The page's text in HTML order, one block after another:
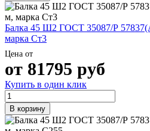
Балка 45 Ш2 ГОСТ 35087/Р
марка Ст3
Цена от
от 81795 руб
Купить в один клик
В корзину